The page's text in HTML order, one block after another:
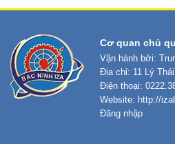
Cơ quan chủ
Vận hành bởi:
Địa chỉ: 11 Lý
Điện thoại:
Website: http://
Đăng nhập